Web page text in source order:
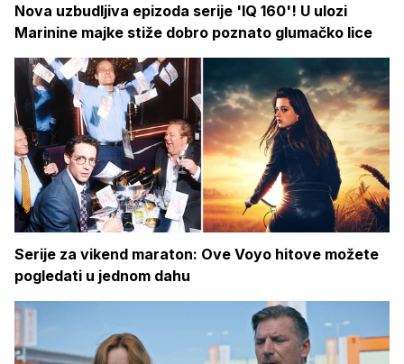
Nova uzbudljiva epizoda serije 'IQ 160'! U ulozi
Marinine majke stiže dobro poznato glumačko lice
Serije za vikend maraton: Ove Voyo hitove možete
pogledati u jednom dahu